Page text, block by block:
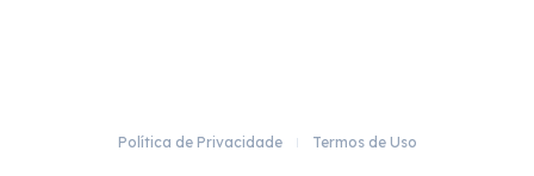
Política de Privacidade Termos de Uso